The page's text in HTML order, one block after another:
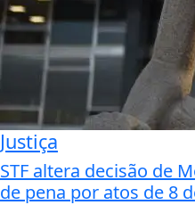
Justiça
STF altera decisão de
de pena por atos de 8